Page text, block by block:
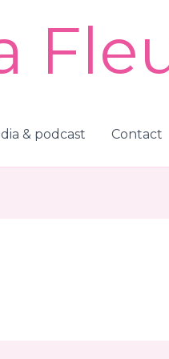
& podcast Contact